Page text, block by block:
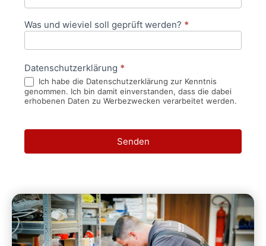
Was und wieviel soll geprüft werden? *
Datenschutzerklärung *
Ich habe die Datenschutzerklärung zur Kenntnis
genommen. Ich bin damit einverstanden, dass die dabei
erhobenen Daten zu Werbezwecken verarbeitet werden.
Senden